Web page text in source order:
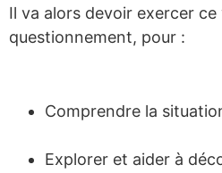
Il va alors devoir exercer
questionnement, pour :
Comprendre la
Explorer et aider à